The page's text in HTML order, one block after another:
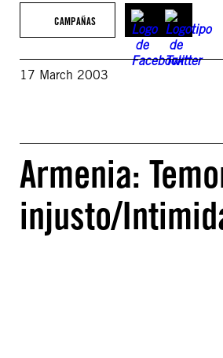
CAMPAÑAS
17 March 2003
Armenia:
injusto/